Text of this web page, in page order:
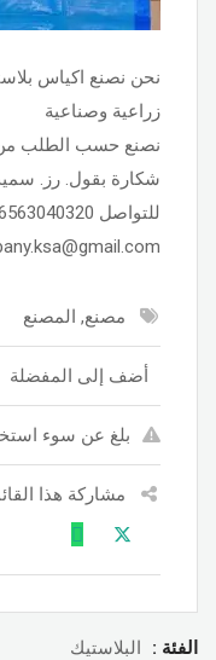
نحن نصنع اكياس
زراعية وصناعية
نصنع حسب الطلب
شكارة بقول. رز.
للتواصل 00966563040320
مصنع, المصنع
أضف إلى المفضلة
بلغ عن سوء
مشاركة هذا
الفئة : البلاستيك